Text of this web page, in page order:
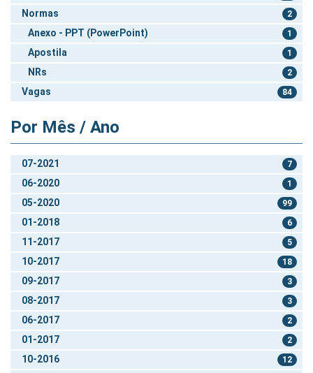
Normas 2
Anexo - PPT (PowerPoint) 1
Apostila 1
NRs 2
Vagas 84
Por Mês / Ano
07-2021 7
06-2020 1
05-2020 99
01-2018 6
11-2017 5
10-2017 18
09-2017 3
08-2017 3
06-2017 2
01-2017 2
10-2016 12